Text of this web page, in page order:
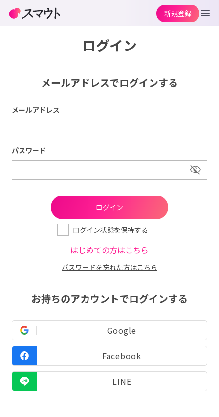
ログイン
メールアドレスでログインする
メールアドレス
パスワード
ログイン状態を保持する
はじめての方はこちら
パスワードを忘れた方はこちら
お持ちのアカウントでログインする
Google
Facebook
LINE
新規登録